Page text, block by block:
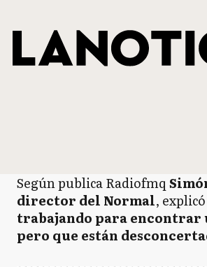
Según publica Radiofmq
director del Normal,
trabajando para encontrar
pero que están